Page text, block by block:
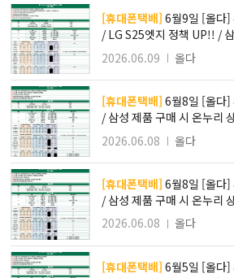
[휴대폰택배] 6월9일 [올다] 휴대폰성지 1차 시세표
/ LG S25엣지 정책 UP!! /
상품 지급 / 전국 택배 가장
2026.06.09 올다
[휴대폰택배] 6월8일 [올다] 휴대폰성지 2차 시세표
/ 삼성 제품 구매 시 온누리
제 / 전국택배 가장 저렴합니다
2026.06.08 올다
[휴대폰택배] 6월8일 [올다] 휴대폰성지 1차 시세표
/ 삼성 제품 구매 시 온누리
제 / 전국택배 가장 저렴합니다
2026.06.08 올다
[휴대폰택배] 6월5일 [올다] 휴대폰성지 1차 시세표 /